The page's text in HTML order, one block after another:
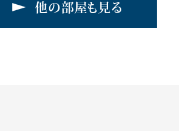
他の部屋も見る